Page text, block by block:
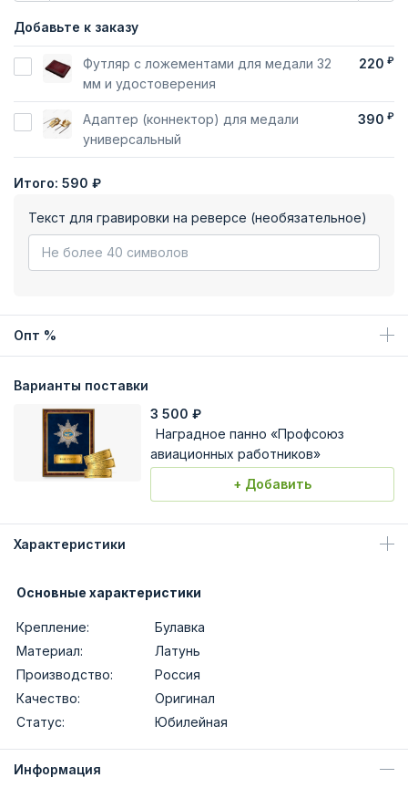
Добавьте к заказу
Футляр с ложементами для медали 32
мм и удостоверения
220 ₽
Адаптер (коннектор) для медали
универсальный
390 ₽
Итого: 590 ₽
Текст для гравировки на реверсе (необязательное)
Опт %
Варианты поставки
3 500 ₽
Наградное панно «Профсоюз
авиационных работников»
+ Добавить
Характеристики
Основные характеристики
Крепление:
Булавка
Материал:
Латунь
Производство:
Россия
Качество:
Оригинал
Статус:
Юбилейная
Информация